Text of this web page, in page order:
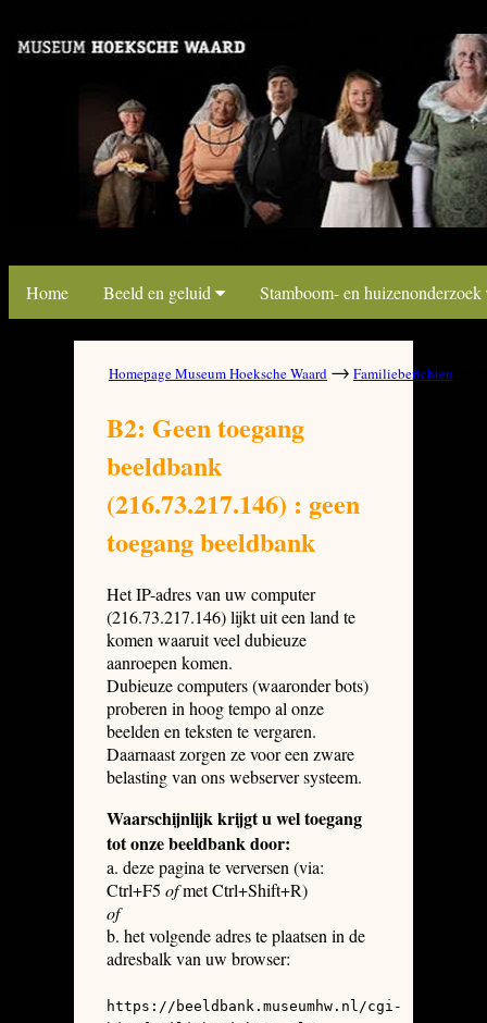
Home Beeld en geluid Stamboom- en huizenonderzoek
Homepage Museum Hoeksche Waard → Familieberichten
B2: Geen toegang
beeldbank
(216.73.217.146) : geen
toegang beeldbank
Het IP-adres van uw computer
(216.73.217.146) lijkt uit een land te
komen waaruit veel dubieuze
aanroepen komen.
Dubieuze computers (waaronder bots)
proberen in hoog tempo al onze
beelden en teksten te vergaren.
Daarnaast zorgen ze voor een zware
belasting van ons webserver systeem.
Waarschijnlijk krijgt u wel toegang
tot onze beeldbank door:
a. deze pagina te verversen (via:
Ctrl+F5 ofmet Ctrl+Shift+R)
of
b. het volgende adres te plaatsen in de
adresbalk van uw browser:
https://beeldbank.museumhw.nl/cgi-